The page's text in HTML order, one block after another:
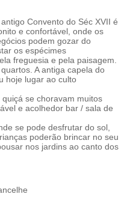
Convento do Séc XVII é
e confortável, onde os
podem gozar do
os espécimes
freguesia e pela paisagem.
A antiga capela do
hoje lugar ao culto
se choravam muitos
e acolhedor bar / sala de
se pode desfrutar do sol,
poderão brincar no seu
nos jardins ao canto dos